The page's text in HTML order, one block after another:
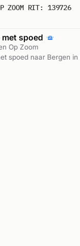
ZOOM RIT: 139726
spoed
Op Zoom
spoed naar Bergen in